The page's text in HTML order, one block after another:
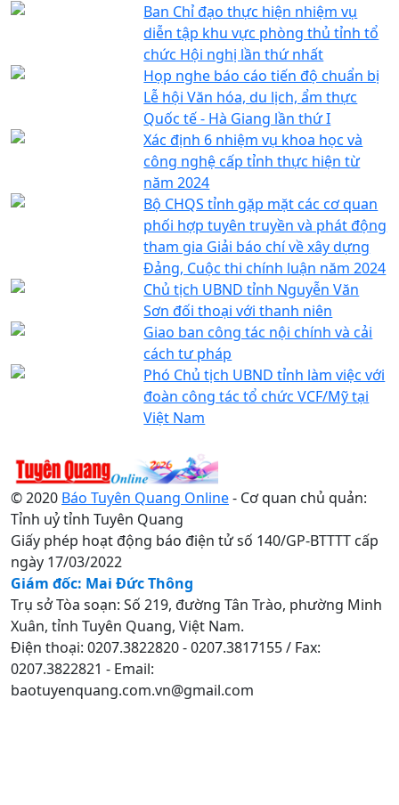
Ban Chỉ đạo thực hiện nhiệm vụ
diễn tập khu vực phòng thủ tỉnh tổ
chức Hội nghị lần thứ nhất
Họp nghe báo cáo tiến độ chuẩn bị
Lễ hội Văn hóa, du lịch, ẩm thực
Quốc tế - Hà Giang lần thứ I
Xác định 6 nhiệm vụ khoa học và
công nghệ cấp tỉnh thực hiện từ
năm 2024
Bộ CHQS tỉnh gặp mặt các cơ quan
phối hợp tuyên truyền và phát động
tham gia Giải báo chí về xây dựng
Đảng, Cuộc thi chính luận năm 2024
Chủ tịch UBND tỉnh Nguyễn Văn
Sơn đối thoại với thanh niên
Giao ban công tác nội chính và cải
cách tư pháp
Phó Chủ tịch UBND tỉnh làm việc với
đoàn công tác tổ chức VCF/Mỹ tại
Việt Nam
© 2020 Báo Tuyên Quang Online- Cơ quan chủ quản:
Tỉnh uỷ tỉnh Tuyên Quang
Giấy phép hoạt động báo điện tử số 140/GP-BTTTT cấp
ngày 17/03/2022
Giám đốc: Mai Đức Thông
Trụ sở Tòa soạn: Số 219, đường Tân Trào, phường Minh
Xuân, tỉnh Tuyên Quang, Việt Nam.
Điện thoại: 0207.3822820 - 0207.3817155 / Fax:
0207.3822821 - Email:
baotuyenquang.com.vn@gmail.com